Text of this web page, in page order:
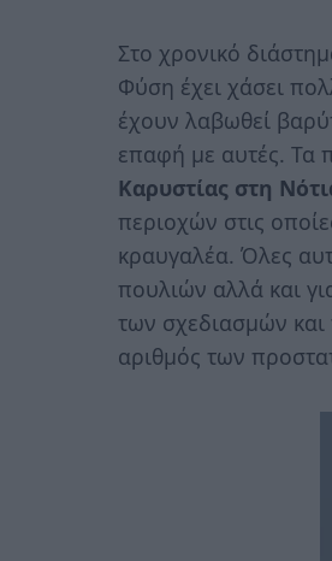
Στο χρονικό
Φύση έχει χάσει
έχουν λαβωθεί
επαφή με αυτές. Τα
Καρυστίας στη
περιοχών στις
κραυγαλέα. Όλες
πουλιών αλλά και
των σχεδιασμών και
αριθμός των